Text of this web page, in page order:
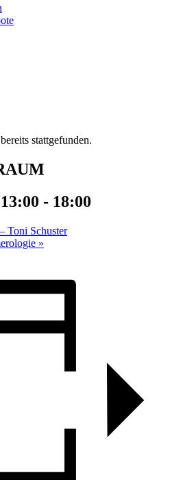
stattgefunden.
- 18:00
Toni Schuster
»